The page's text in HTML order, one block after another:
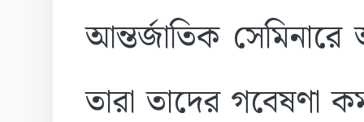
আন্তর্জাতিক
তারা তাদের গবেষণা